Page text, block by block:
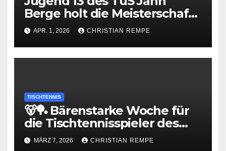
Berge holt die Meisterschaft
in der Bezirksoberliga
APR. 1, 2026 CHRISTIAN REMPE
TISCHTENNIS
🐻🏓 Bärenstarke Woche für
die Tischtennisspieler des
TuS Jahn Berge
MÄRZ 7, 2026 CHRISTIAN REMPE